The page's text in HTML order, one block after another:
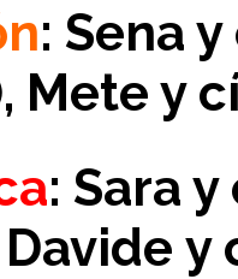
: Sena
, Mete y
: Sara
Davide y